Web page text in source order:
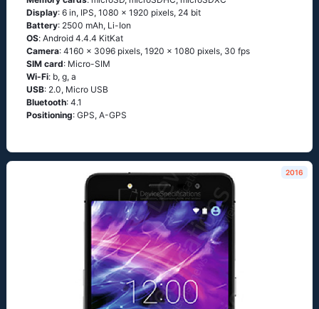
Display: 6 in, IPS, 1080 x 1920 pixels, 24 bit
Battery: 2500 mAh, Li-Ion
OS: Аndrоid 4.4.4 ΚitΚаt
Camera: 4160 x 3096 pixels, 1920 x 1080 pixels, 30 fps
SIM card: Micro-SIM
Wi-Fi: b, g, а
USB: 2.0, Micro USB
Bluetooth: 4.1
Positioning: GРS, А-GРS
2016